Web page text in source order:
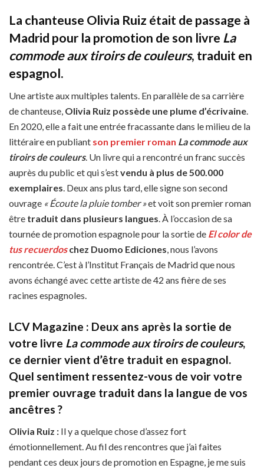
La chanteuse Olivia Ruiz était de passage à
Madrid pour la promotion de son livre La
commode aux tiroirs de couleurs, traduit en
espagnol.
Une artiste aux multiples talents. En parallèle de sa carrière
de chanteuse, Olivia Ruiz possède une plume d’écrivaine.
En 2020, elle a fait une entrée fracassante dans le milieu de la
littéraire en publiant son premier roman La commode aux
tiroirs de couleurs. Un livre qui a rencontré un franc succès
auprès du public et qui s’estvendu à plus de 500.000
exemplaires. Deux ans plus tard, elle signe son second
ouvrage « Écoute la pluie tomber »et voit son premier roman
être traduit dans plusieurs langues. À l’occasion de sa
tournée de promotion espagnole pour la sortie de El color de
tus recuerdoschez Duomo Ediciones, nous l’avons
rencontrée. C’est à l’Institut Français de Madrid que nous
avons échangé avec cette artiste de 42 ans fière de ses
racines espagnoles.
LCV Magazine : Deux ans après la sortie de
votre livre La commode aux tiroirs de couleurs,
ce dernier vient d’être traduit en espagnol.
Quel sentiment ressentez-vous de voir votre
premier ouvrage traduit dans la langue de vos
ancêtres ?
Olivia Ruiz : Il y a quelque chose d’assez fort
émotionnellement. Au fil des rencontres que j’ai faites
pendant ces deux jours de promotion en Espagne, je me suis